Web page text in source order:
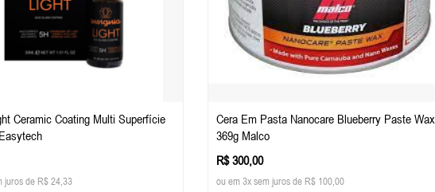
Ceramic Coating Multi Superfície
juros de R$ 24,33
Cera Em Pasta Nanocare Blueberry Paste Wax
369g Malco
R$ 300,00
ou em 3x sem juros de R$ 100,00